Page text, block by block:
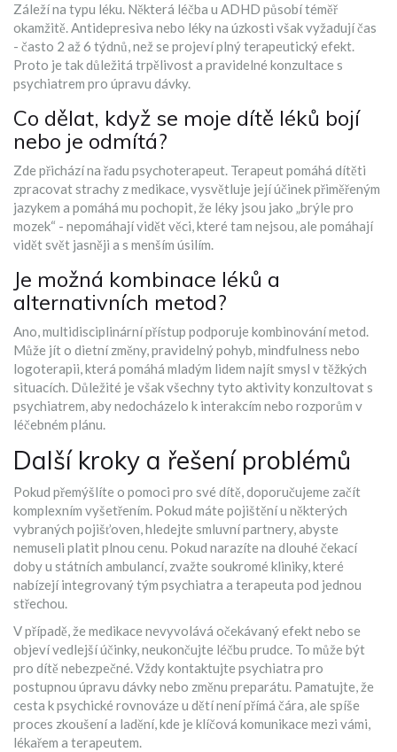
Záleží na typu léku. Některá léčba u ADHD působí téměř
okamžitě. Antidepresiva nebo léky na úzkosti však vyžadují čas
- často 2 až 6 týdnů, než se projeví plný terapeutický efekt.
Proto je tak důležitá trpělivost a pravidelné konzultace s
psychiatrem pro úpravu dávky.
Co dělat, když se moje dítě léků bojí
nebo je odmítá?
Zde přichází na řadu psychoterapeut. Terapeut pomáhá dítěti
zpracovat strachy z medikace, vysvětluje její účinek přiměřeným
jazykem a pomáhá mu pochopit, že léky jsou jako „brýle pro
mozek“ - nepomáhají vidět věci, které tam nejsou, ale pomáhají
vidět svět jasněji a s menším úsilím.
Je možná kombinace léků a
alternativních metod?
Ano, multidisciplinární přístup podporuje kombinování metod.
Může jít o dietní změny, pravidelný pohyb, mindfulness nebo
logoterapii, která pomáhá mladým lidem najít smysl v těžkých
situacích. Důležité je však všechny tyto aktivity konzultovat s
psychiatrem, aby nedocházelo k interakcím nebo rozporům v
léčebném plánu.
Další kroky a řešení problémů
Pokud přemýšlíte o pomoci pro své dítě, doporučujeme začít
komplexním vyšetřením. Pokud máte pojištění u některých
vybraných pojišťoven, hledejte smluvní partnery, abyste
nemuseli platit plnou cenu. Pokud narazíte na dlouhé čekací
doby u státních ambulancí, zvažte soukromé kliniky, které
nabízejí integrovaný tým psychiatra a terapeuta pod jednou
střechou.
V případě, že medikace nevyvolává očekávaný efekt nebo se
objeví vedlejší účinky, neukončujte léčbu prudce. To může být
pro dítě nebezpečné. Vždy kontaktujte psychiatra pro
postupnou úpravu dávky nebo změnu preparátu. Pamatujte, že
cesta k psychické rovnováze u dětí není přímá čára, ale spíše
proces zkoušení a ladění, kde je klíčová komunikace mezi vámi,
lékařem a terapeutem.